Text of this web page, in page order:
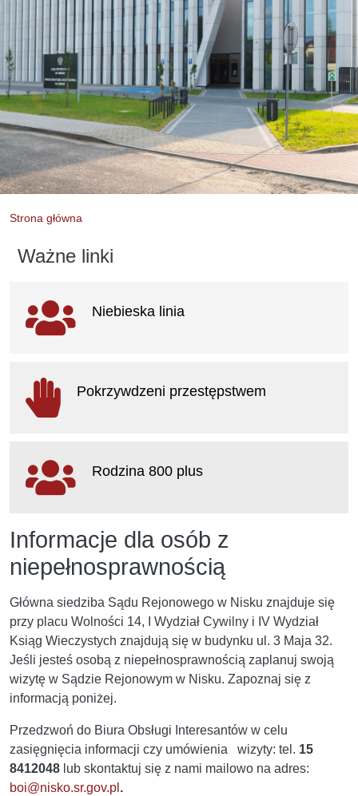
Strona główna
Informacje dla osób z
niepełnosprawnością
Główna siedziba Sądu Rejonowego w Nisku znajduje się
przy placu Wolności 14, I Wydział Cywilny i IV Wydział
Ksiąg Wieczystych znajdują się w budynku ul. 3 Maja 32.
Jeśli jesteś osobą z niepełnosprawnością zaplanuj swoją
wizytę w Sądzie Rejonowym w Nisku. Zapoznaj się z
informacją poniżej.
Przedzwoń do Biura Obsługi Interesantów w celu
zasięgnięcia informacji czy umówienia wizyty: tel. 15
8412048 lub skontaktuj się z nami mailowo na adres:
boi@nisko.sr.gov.pl .
Ważne linki
Ważne
linki
Niebieska linia
nowym
Pokrzywdzeni przestępstwem
nowym
Rodzina 800 plus
się
w
nowym